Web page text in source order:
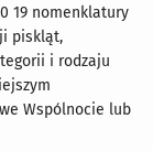
19 nomenklatury
piskląt,
i rodzaju
Wspólnocie lub